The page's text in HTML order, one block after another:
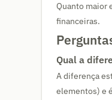
Quanto maior
financeiras.
Qual a
A diferença
elementos) e